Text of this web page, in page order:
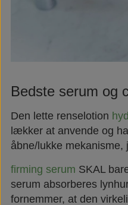
Bedste serum og
Den lette renselotion
lækker at anvende og
åbne/lukke mekanisme,
firming serum SKAL
serum absorberes
fornemmer, at den